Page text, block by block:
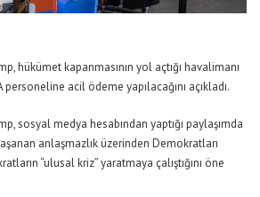
hükümet kapanmasının yol açtığı havalimanı
acil ödeme yapılacağını açıkladı.
sosyal medya hesabından yaptığı paylaşımda
anlaşmazlık üzerinden Demokratları
“ulusal kriz” yaratmaya çalıştığını öne